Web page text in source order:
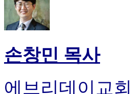
손창민 목사
에브리데이교회